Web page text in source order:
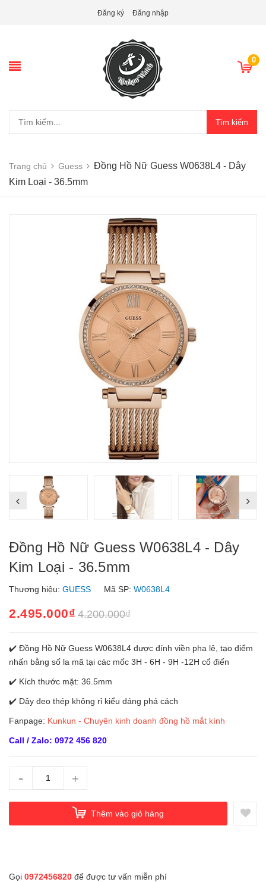
Đăng ký Đăng nhập
0
Tìm kiếm
Trang chủ Guess
Đồng Hồ Nữ Guess W0638L4 - Dây
Kim Loại - 36.5mm
Đồng Hồ Nữ Guess W0638L4 - Dây
Kim Loại - 36.5mm
Thương hiệu: GUESS Mã SP: W0638L4
2.495.000₫ 4.200.000₫
✔️ Đồng Hồ Nữ Guess W0638L4 được đính viền pha lê, tạo điểm
nhấn bằng số la mã tại các mốc 3H - 6H - 9H -12H cổ điển
✔️ Kích thước mặt: 36.5mm
✔️ Dây đeo thép không rỉ kiểu dáng phá cách
Fanpage: Kunkun - Chuyên kinh doanh đồng hồ mắt kính
Call / Zalo: 0972 456 820
- +
Thêm vào giỏ hàng
Gọi 0972456820 để được tư vấn miễn phí